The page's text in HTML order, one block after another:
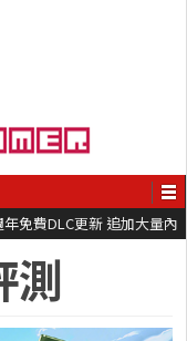
免費DLC更新 追加大量內
測